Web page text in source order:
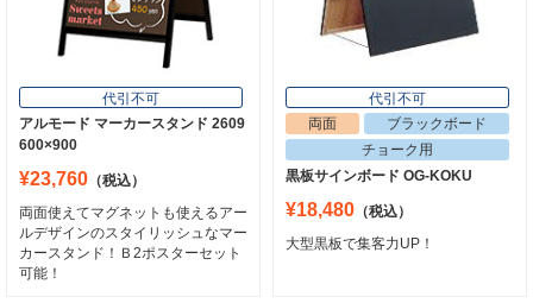
代引不可
アルモード マーカースタンド 2609
600×900
¥23,760 （税込）
両面使えてマグネットも使えるアー
ルデザインのスタイリッシュなマー
カースタンド！Ｂ2ポスターセット
可能！
代引不可
両面
ブラックボード
チョーク用
黒板サインボード OG-KOKU
¥18,480 （税込）
大型黒板で集客力UP！